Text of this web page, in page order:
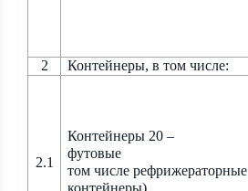
2 Контейнеры, в том числе:
2.1
Контейнеры 20 –
футовые
том числе рефрижераторные
контейнеры)